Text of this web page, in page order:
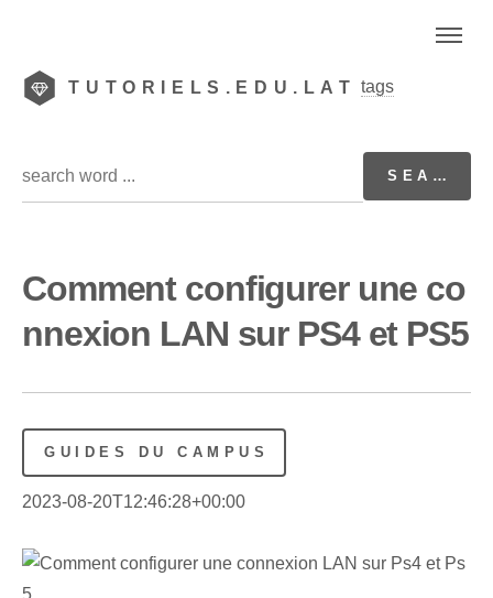
TUTORIELS.EDU.LAT tags
Comment configurer une co
nnexion LAN sur PS4 et PS5
GUIDES DU CAMPUS
2023-08-20T12:46:28+00:00